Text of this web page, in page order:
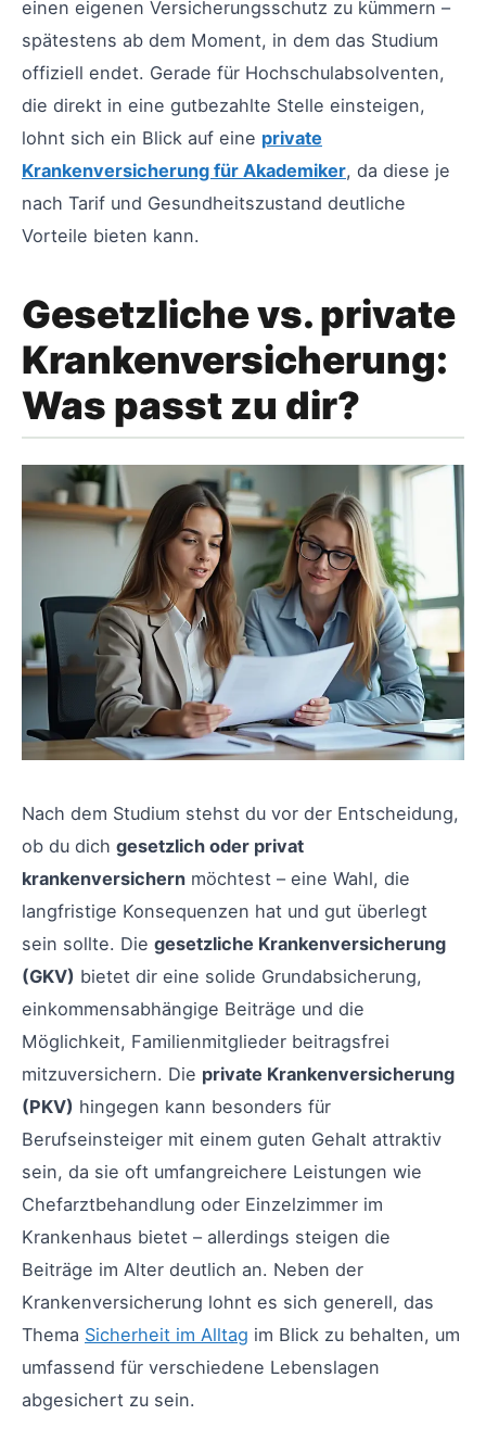
einen eigenen Versicherungsschutz zu kümmern –
spätestens ab dem Moment, in dem das Studium
offiziell endet. Gerade für Hochschulabsolventen,
die direkt in eine gutbezahlte Stelle einsteigen,
lohnt sich ein Blick auf eine private
Krankenversicherung für Akademiker, da diese je
nach Tarif und Gesundheitszustand deutliche
Vorteile bieten kann.
Gesetzliche vs. private
Krankenversicherung:
Was passt zu dir?
Nach dem Studium stehst du vor der Entscheidung,
ob du dich gesetzlich oder privat
krankenversichern möchtest – eine Wahl, die
langfristige Konsequenzen hat und gut überlegt
sein sollte. Die gesetzliche Krankenversicherung
(GKV) bietet dir eine solide Grundabsicherung,
einkommensabhängige Beiträge und die
Möglichkeit, Familienmitglieder beitragsfrei
mitzuversichern. Die private Krankenversicherung
(PKV) hingegen kann besonders für
Berufseinsteiger mit einem guten Gehalt attraktiv
sein, da sie oft umfangreichere Leistungen wie
Chefarztbehandlung oder Einzelzimmer im
Krankenhaus bietet – allerdings steigen die
Beiträge im Alter deutlich an. Neben der
Krankenversicherung lohnt es sich generell, das
Thema Sicherheit im Alltag im Blick zu behalten, um
umfassend für verschiedene Lebenslagen
abgesichert zu sein.